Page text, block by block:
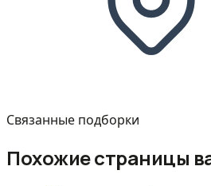
Связанные подборки
Похожие страницы